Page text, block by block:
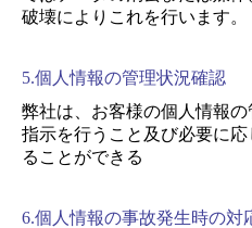
破壊によりこれを行います。
5.個人情報の管理状況確認
弊社は、お客様の個人情報
指示を行うこと及び必要に
ることができる
6.個人情報の事故発生時の対